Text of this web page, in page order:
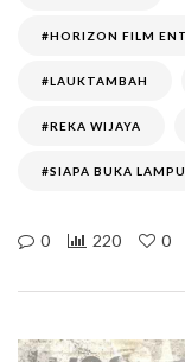
#HORIZON FILM
#LAUKTAMBAH
#REKA WIJAYA
#SIAPA BUKA
0 220 0